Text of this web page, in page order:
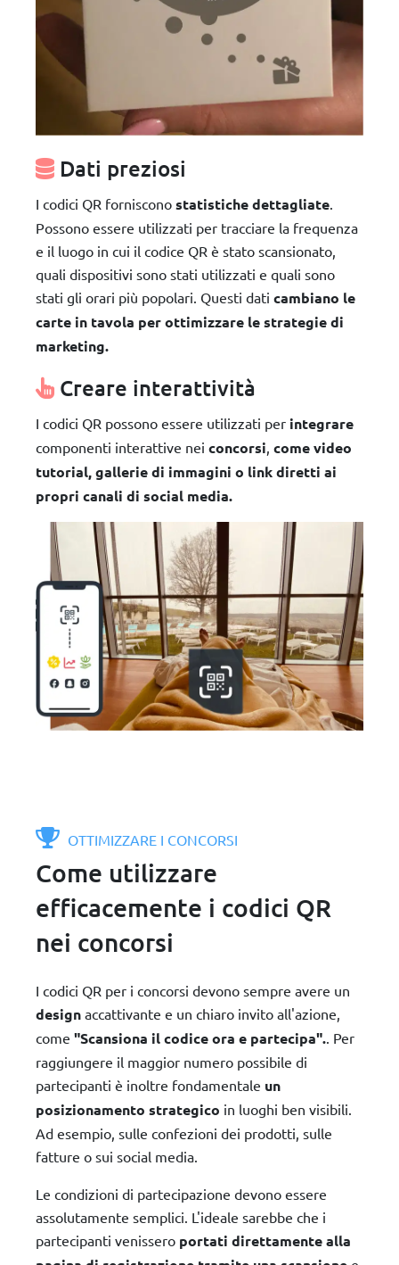
Dati preziosi
I codici QR forniscono statistiche dettagliate
Possono essere utilizzati per tracciare la frequenza
e il luogo in cui il codice QR è stato scansionato,
quali dispositivi sono stati utilizzati e quali sono
stati gli orari più popolari. Questi dati cambiano le
carte in tavola per ottimizzare le strategie di
marketing.
Creare interattività
I codici QR possono essere utilizzati per integrare
componenti interattive nei concorsi come video
tutorial, gallerie di immagini o link diretti ai
propri canali di social media.
OTTIMIZZARE I CONCORSI
Come utilizzare
efficacemente i codici QR
nei concorsi
I codici QR per i concorsi devono sempre avere un
design accattivante e un chiaro invito all'azione,
come "Scansiona il codice ora e partecipa". . Per
raggiungere il maggior numero possibile di
partecipanti è inoltre fondamentale un
posizionamento strategico in luoghi ben visibili.
Ad esempio, sulle confezioni dei prodotti, sulle
fatture o sui social media.
Le condizioni di partecipazione devono essere
assolutamente semplici. L'ideale sarebbe che i
partecipanti venissero portati direttamente alla